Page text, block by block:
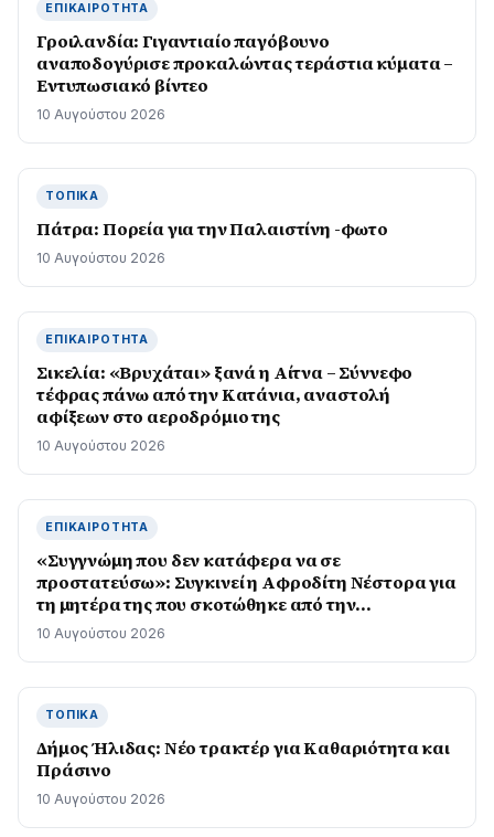
ΕΠΙΚΑΙΡΌΤΗΤΑ
Γροιλανδία: Γιγαντιαίο παγόβουνο
αναποδογύρισε προκαλώντας τεράστια κύματα –
Εντυπωσιακό βίντεο
10 Αυγούστου 2026
ΤΟΠΙΚΆ
Πάτρα: Πορεία για την Παλαιστίνη -φωτο
10 Αυγούστου 2026
ΕΠΙΚΑΙΡΌΤΗΤΑ
Σικελία: «Βρυχάται» ξανά η Αίτνα – Σύννεφο
τέφρας πάνω από την Κατάνια, αναστολή
αφίξεων στο αεροδρόμιο της
10 Αυγούστου 2026
ΕΠΙΚΑΙΡΌΤΗΤΑ
«Συγγνώμη που δεν κατάφερα να σε
προστατεύσω»: Συγκινεί η Αφροδίτη Νέστορα για
τη μητέρα της που σκοτώθηκε από την
εμπρηστική επίθεση στη Θεσσαλονίκη
10 Αυγούστου 2026
ΤΟΠΙΚΆ
Δήμος Ήλιδας: Νέο τρακτέρ για Καθαριότητα και
Πράσινο
10 Αυγούστου 2026